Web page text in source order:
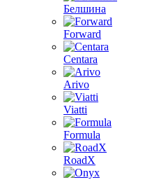
Белшина
Forward
Centara
Arivo
Viatti
Formula
RoadX